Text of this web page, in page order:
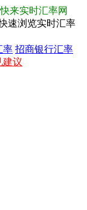
快来实时汇率网
速浏览实时汇率
率 招商银行汇率
建议